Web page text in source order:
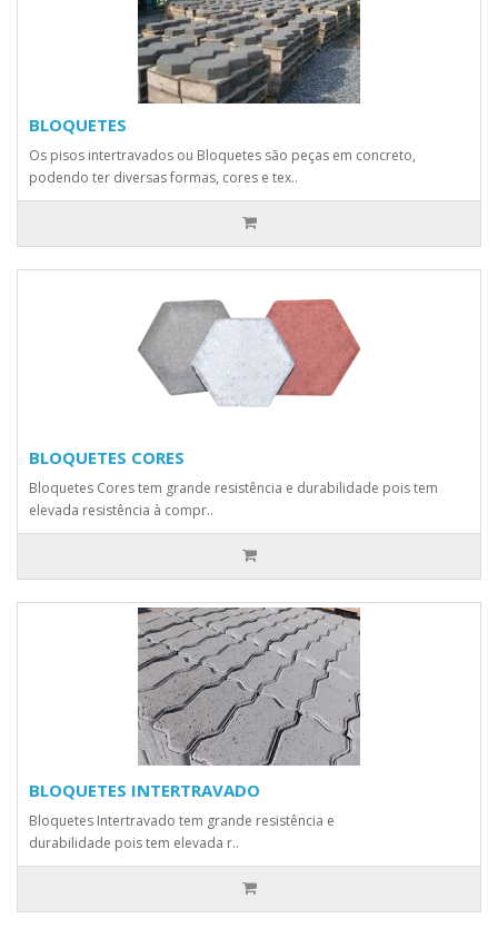
BLOQUETES
Os pisos intertravados ou Bloquetes são peças em concreto,
podendo ter diversas formas, cores e tex..
BLOQUETES CORES
Bloquetes Cores tem grande resistência e durabilidade pois tem
elevada resistência à compr..
BLOQUETES INTERTRAVADO
Bloquetes Intertravado tem grande resistência e
durabilidade pois tem elevada r..